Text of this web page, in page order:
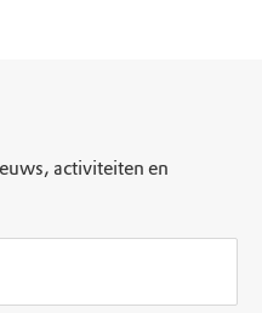
activiteiten en